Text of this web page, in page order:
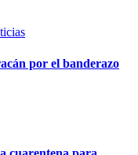
por el banderazo